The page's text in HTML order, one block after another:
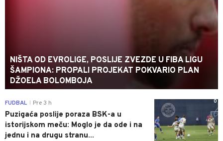
NIŠTA OD EVROLIGE, POSLIJE ZVEZDE U FIBA LIGU
ŠAMPIONA: PROPALI PROJEKAT POKVARIO PLAN
DŽOELA BOLOMBOJA
0
FUDBAL Pre 3 h
Puzigaća poslije poraza BSK-a u
istorijskom meču: Moglo je da ode i na
jednu i na drugu stranu...